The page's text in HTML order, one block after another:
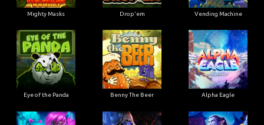
Mighty Masks Drop'em Vending Machine
Eye of the Panda Benny The Beer Alpha Eagle